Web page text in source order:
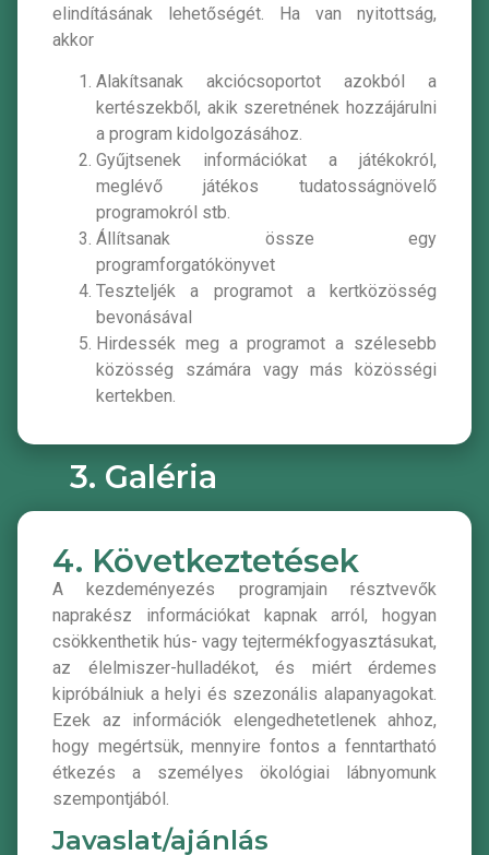
elindításának lehetőségét. Ha van nyitottság,
akkor
Alakítsanak akciócsoportot azokból a
kertészekből, akik szeretnének hozzájárulni
a program kidolgozásához.
Gyűjtsenek információkat a játékokról,
meglévő játékos tudatosságnövelő
programokról stb.
Állítsanak össze egy
programforgatókönyvet
Teszteljék a programot a kertközösség
bevonásával
Hirdessék meg a programot a szélesebb
közösség számára vagy más közösségi
kertekben.
3. Galéria
4. Következtetések
A kezdeményezés programjain résztvevők
naprakész információkat kapnak arról, hogyan
csökkenthetik hús- vagy tejtermékfogyasztásukat,
az élelmiszer-hulladékot, és miért érdemes
kipróbálniuk a helyi és szezonális alapanyagokat.
Ezek az információk elengedhetetlenek ahhoz,
hogy megértsük, mennyire fontos a fenntartható
étkezés a személyes ökológiai lábnyomunk
szempontjából.
Javaslat/ajánlás